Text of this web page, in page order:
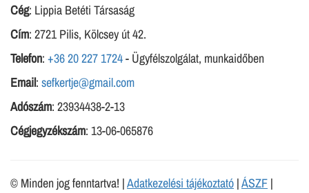
Cég: Lippia Betéti Társaság
Cím: 2721 Pilis, Kölcsey út 42.
Telefon: +36 20 227 1724- Ügyfélszolgálat, munkaidőben
Email: sefkertje@gmail.com
Adószám: 23934438-2-13
Cégjegyzékszám: 13-06-065876
© Minden jog fenntartva! |Adatkezelési tájékoztató |ÁSZF |